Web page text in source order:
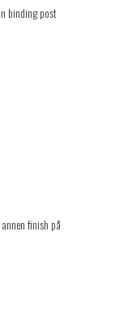
binding post
finish på